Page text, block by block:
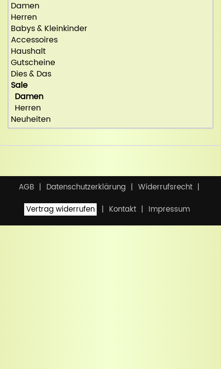
Damen
Herren
Babys & Kleinkinder
Accessoires
Haushalt
Gutscheine
Dies & Das
Sale
Damen
Herren
Neuheiten
AGB Datenschutzerklärung
Widerrufsrecht
Vertrag widerrufen
Kontakt Impressum